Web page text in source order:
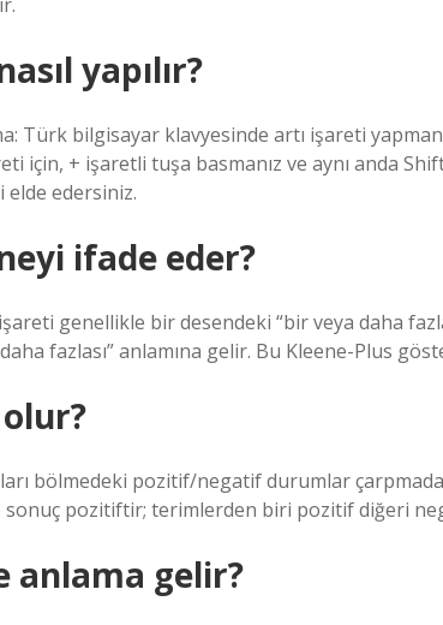
yapılır?
Türk bilgisayar klavyesinde artı işareti
için, + işaretli tuşa basmanız ve aynı anda
elde edersiniz.
ifade eder?
genellikle bir desendeki “bir veya daha
fazlası” anlamına gelir. Bu Kleene-Plus
bölmedeki pozitif/negatif durumlar
sonuç pozitiftir; terimlerden biri pozitif diğeri
anlama gelir?